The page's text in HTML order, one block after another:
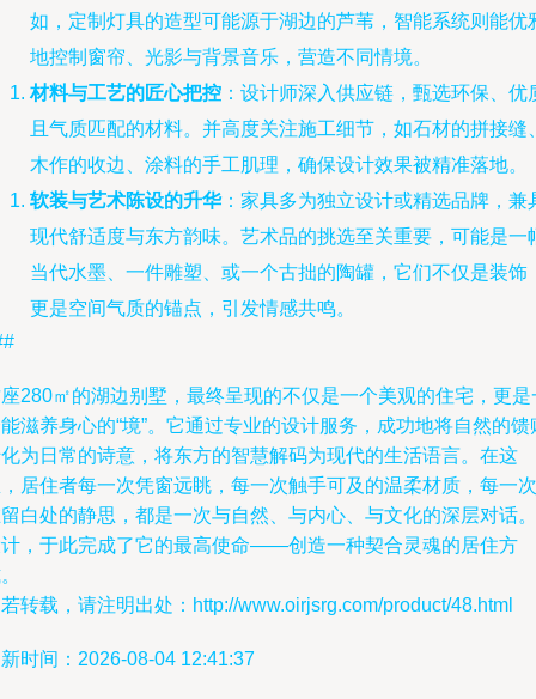
如，定制灯具的造型可能源于湖边的芦苇，智能系统则能优
地控制窗帘、光影与背景音乐，营造不同情境。
材料与工艺的匠心把控 ：设计师深入供应链，甄选环保、优
且气质匹配的材料。并高度关注施工细节，如石材的拼接缝
木作的收边、涂料的手工肌理，确保设计效果被精准落地。
软装与艺术陈设的升华：家具多为独立设计或精选品牌，兼
现代舒适度与东方韵味。艺术品的挑选至关重要，可能是一
当代水墨、一件雕塑、或一个古拙的陶罐，它们不仅是装饰
更是空间气质的锚点，引发情感共鸣。
280㎡的湖边别墅，最终呈现的不仅是一个美观的住宅，更是
滋养身心的“境”。它通过专业的设计服务，成功地将自然的馈
为日常的诗意，将东方的智慧解码为现代的生活语言。在这
居住者每一次凭窗远眺，每一次触手可及的温柔材质，每一次
白处的静思，都是一次与自然、与内心、与文化的深层对话。
，于此完成了它的最高使命——创造一种契合灵魂的居住方
转载，请注明出处：http://www.oirjsrg.com/product/48.html
时间：2026-08-04 12:41:37